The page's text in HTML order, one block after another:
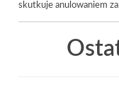
skutkuje anulowaniem